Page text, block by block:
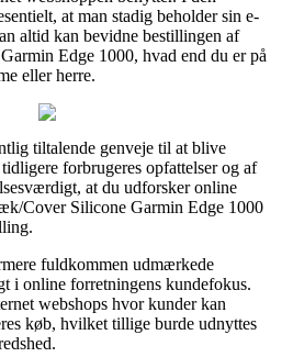
at man stadig beholder sin e-
altid kan bevidne bestillingen af
Edge 1000, hvad end du er på
eller herre.
tiltalende genveje til at blive
forbrugeres opfattelser og af
at du udforsker online
Cover Silicone Garmin Edge 1000
fuldkommen udmærkede
i online forretningens kundefokus.
webshops hvor kunder kan
køb, hvilket tillige burde udnyttes